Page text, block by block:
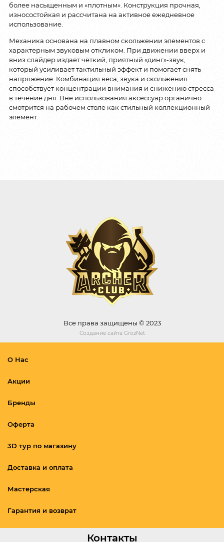
более насыщенным и «плотным». Конструкция прочная,
износостойкая и рассчитана на активное ежедневное
использование.
Механика основана на плавном скольжении элементов с
характерным звуковым откликом. При движении вверх и
вниз слайдер издаёт чёткий, приятный «динг»-звук,
который усиливает тактильный эффект и помогает снять
напряжение. Комбинация веса, звука и скольжения
способствует концентрации внимания и снижению стресса
в течение дня. Вне использования аксессуар органично
смотрится на рабочем столе как стильный коллекционный
элемент.
Все права защищены © 2023
Создание сайта GrozNet
О Нас
Акции
Бренды
Оферта
3D тур по магазину
Доставка и оплата
Мастерская
Гарантия и возврат
Контакты